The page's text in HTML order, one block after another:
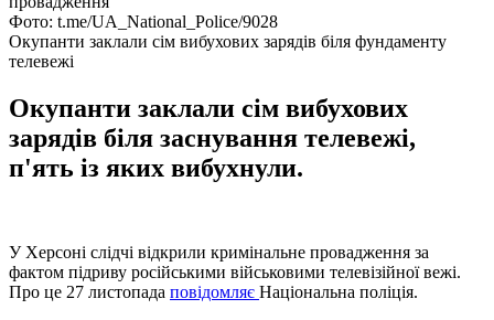
Фото: t.me/UA_National_Police/9028
Окупанти заклали сім вибухових зарядів біля фундаменту
телевежі
Окупанти заклали сім вибухових
зарядів біля заснування телевежі,
п'ять із яких вибухнули.
У Херсоні слідчі відкрили кримінальне провадження за
фактом підриву російськими військовими телевізійної вежі.
Про це 27 листопада повідомляє Національна поліція.